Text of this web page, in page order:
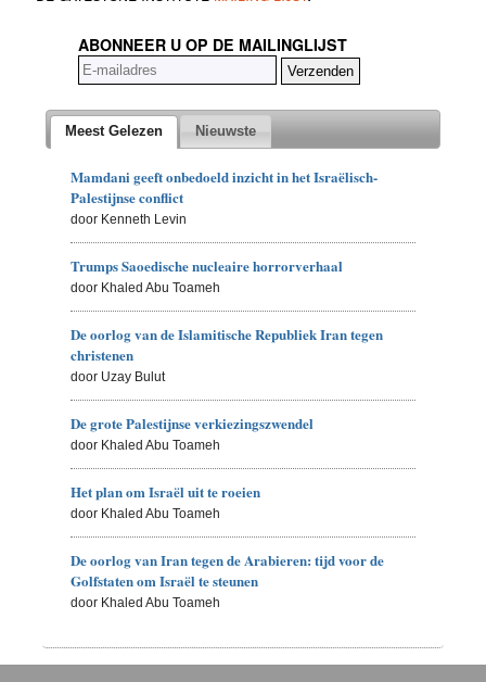
ABONNEER U OP DE MAILINGLIJST
Meest Gelezen Nieuwste
Mamdani geeft onbedoeld inzicht in het Israëlisch-
Palestijnse conflict
door Kenneth Levin
Trumps Saoedische nucleaire horrorverhaal
door Khaled Abu Toameh
De oorlog van de Islamitische Republiek Iran tegen
christenen
door Uzay Bulut
De grote Palestijnse verkiezingszwendel
door Khaled Abu Toameh
Het plan om Israël uit te roeien
door Khaled Abu Toameh
De oorlog van Iran tegen de Arabieren: tijd voor de
Golfstaten om Israël te steunen
door Khaled Abu Toameh